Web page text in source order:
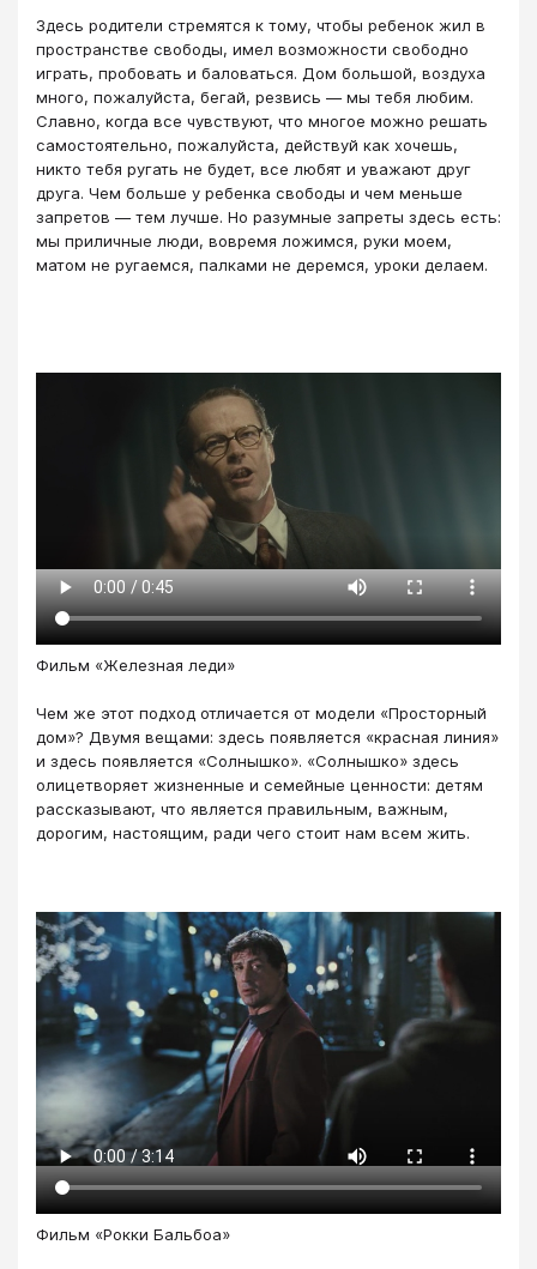
Здесь родители стремятся к тому, чтобы ребенок жил в
пространстве свободы, имел возможности свободно
играть, пробовать и баловаться. Дом большой, воздуха
много, пожалуйста, бегай, резвись — мы тебя любим.
Славно, когда все чувствуют, что многое можно решать
самостоятельно, пожалуйста, действуй как хочешь,
никто тебя ругать не будет, все любят и уважают друг
друга. Чем больше у ребенка свободы и чем меньше
запретов — тем лучше. Но разумные запреты здесь есть:
мы приличные люди, вовремя ложимся, руки моем,
матом не ругаемся, палками не деремся, уроки делаем.
Фильм «Железная леди»
Чем же этот подход отличается от модели «Просторный
дом»? Двумя вещами: здесь появляется «красная линия»
и здесь появляется «Солнышко». «Солнышко» здесь
олицетворяет жизненные и семейные ценности: детям
рассказывают, что является правильным, важным,
дорогим, настоящим, ради чего стоит нам всем жить.
Фильм «Рокки Бальбоа»